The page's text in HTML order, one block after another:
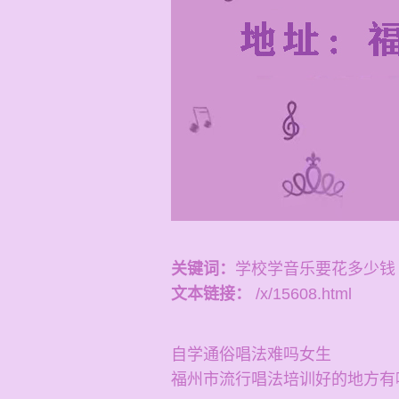
关键词： 学校学音乐要花多少钱
文本链接：
/x/15608.html
自学通俗唱法难吗女生
福州市流行唱法培训好的地方有